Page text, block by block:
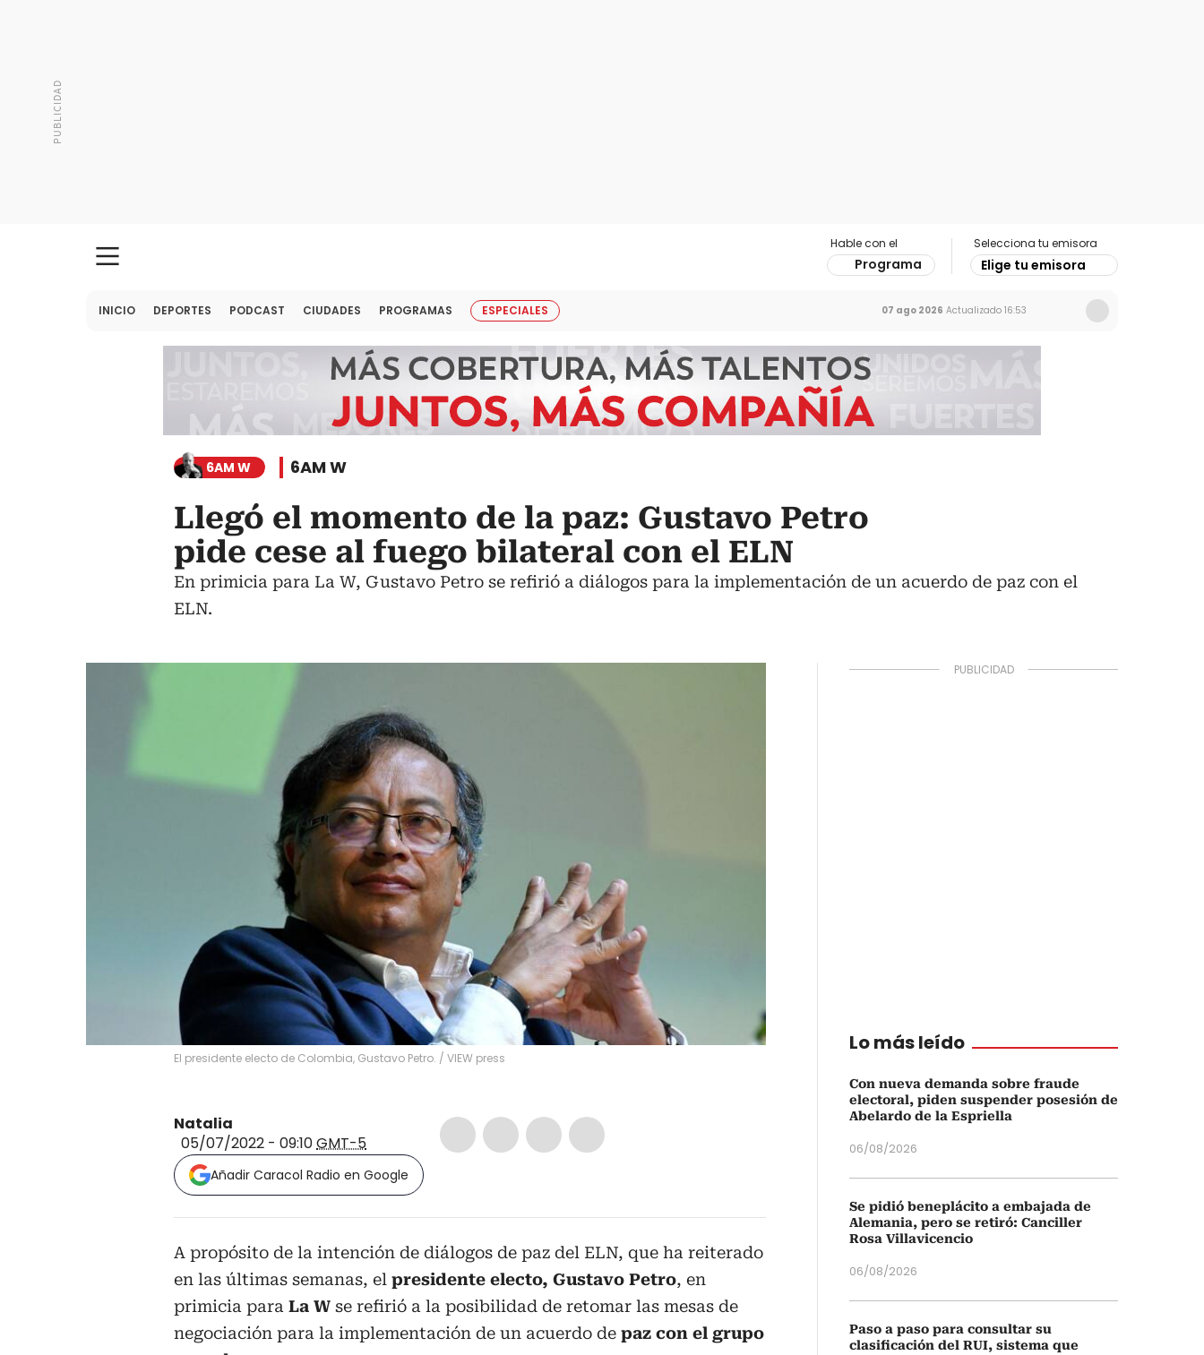
Hable con el
Programa
Selecciona tu emisora
Elige tu emisora
INICIO DEPORTES PODCAST CIUDADES PROGRAMAS ESPECIALES 07 ago 2026 Actualizado 16:53
6AM W 6AM W
Llegó el momento de la paz: Gustavo Petro
pide cese al fuego bilateral con el ELN
En primicia para La W, Gustavo Petro se refirió a diálogos para la implementación de un acuerdo de paz con el
ELN.
El presidente electo de Colombia, Gustavo Petro. / VIEW press
Natalia
05/07/2022 - 09:10GMT-5
Añadir Caracol Radio en Google
A propósito de la intención de diálogos de paz del ELN, que ha reiterado
en las últimas semanas, el presidente electo, Gustavo Petro, en
primicia para La W se refirió a la posibilidad de retomar las mesas de
negociación para la implementación de un acuerdo de paz con el grupo
Lo más leído
Con nueva demanda sobre fraude
electoral, piden suspender posesión de
Abelardo de la Espriella
06/08/2026
Se pidió beneplácito a embajada de
Alemania, pero se retiró: Canciller
Rosa Villavicencio
06/08/2026
Paso a paso para consultar su
clasificación del RUI, sistema que